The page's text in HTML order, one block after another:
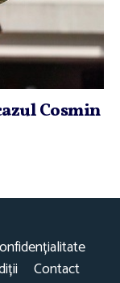
Cosmin
Contact